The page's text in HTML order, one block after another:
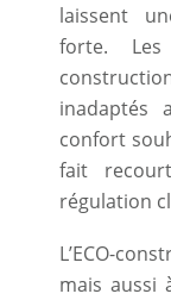
laissent
forte.
inadaptés
confort
fait
régulation
L’ECO-
mais aussi